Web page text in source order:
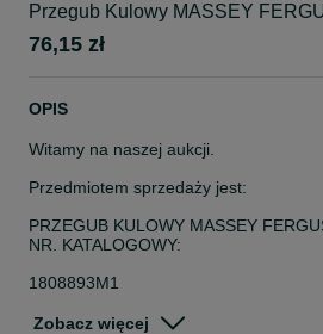
Przegub Kulowy MASSEY
76,15 zł
OPIS
Witamy na naszej aukcji.
Przedmiotem sprzedaży jest:
PRZEGUB KULOWY MASSEY
NR. KATALOGOWY:
1808893M1
KOD;
Zobacz więcej